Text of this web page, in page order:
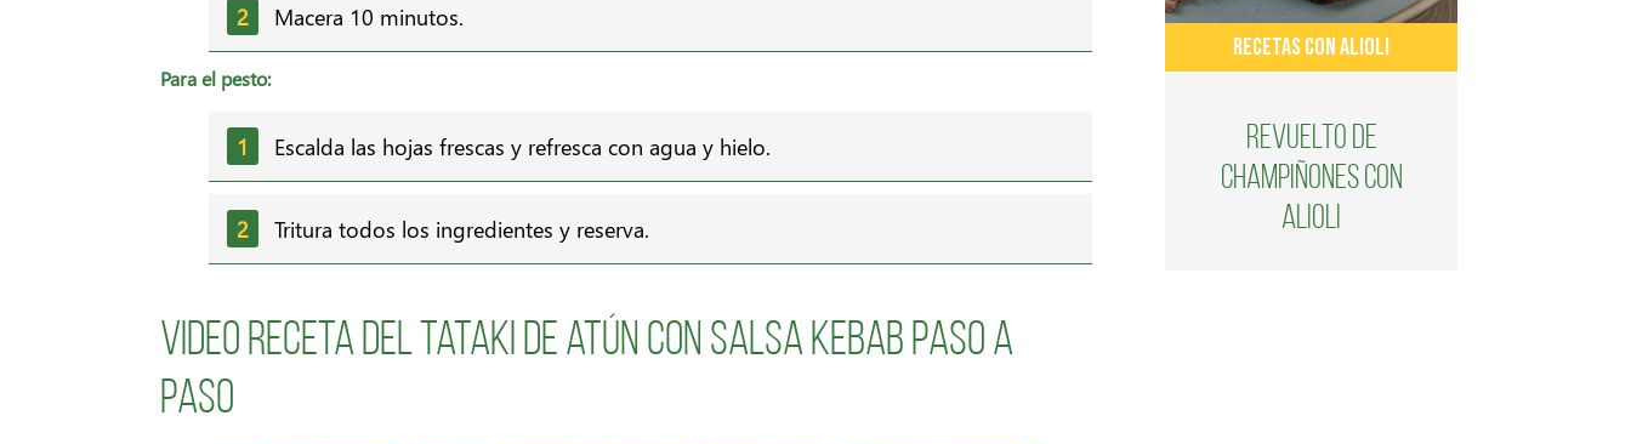
Macera 10 minutos.
Para el pesto:
Escalda las hojas frescas y refresca con agua y hielo.
Tritura todos los ingredientes y reserva.
Video receta del Tataki de atún con Salsa Kebab paso a
paso
RECETAS CON ALIOLI
Revuelto de
champiñones con
alioli